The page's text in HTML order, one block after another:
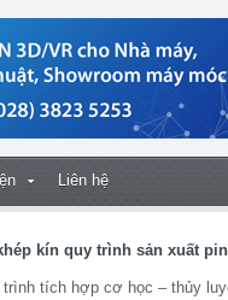
Liên hệ
kín quy trình sản xuất pin
tích hợp cơ học – thủy